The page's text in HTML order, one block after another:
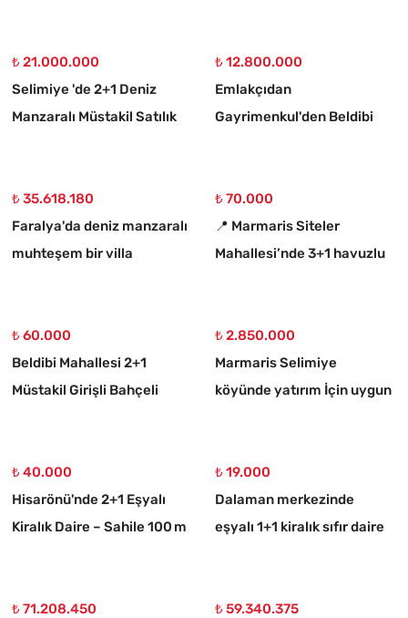
₺ 21.000.000
Selimiye 'de 2+1 Deniz
Manzaralı Müstakil Satılık
₺ 12.800.000
Emlakçıdan
Gayrimenkul'den Beldibi
₺ 35.618.180
Faralya'da deniz manzaralı
muhteşem bir villa
₺ 70.000
📍 Marmaris Siteler
Mahallesi’nde 3+1 havuzlu
₺ 60.000
Beldibi Mahallesi 2+1
Müstakil Girişli Bahçeli
₺ 2.850.000
Marmaris Selimiye
köyünde yatırım İçin uygun
₺ 40.000
Hisarönü'nde 2+1 Eşyalı
Kiralık Daire – Sahile 100 m
₺ 19.000
Dalaman merkezinde
eşyalı 1+1 kiralık sıfır daire
₺ 71.208.450
₺ 59.340.375